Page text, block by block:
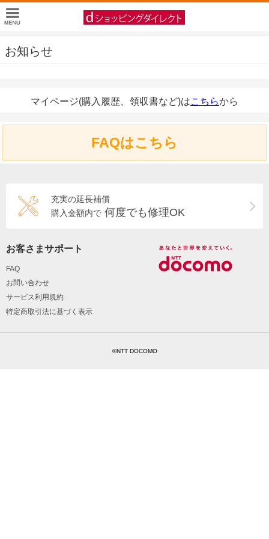
お知らせ
マイページ(購入履歴、領収書など)はこちらから
FAQはこちら
充実の延長補償
購入金額内で 何度でも修理OK
お客さまサポート
FAQ
お問い合わせ
サービス利用規約
特定商取引法に基づく表示
©NTT DOCOMO